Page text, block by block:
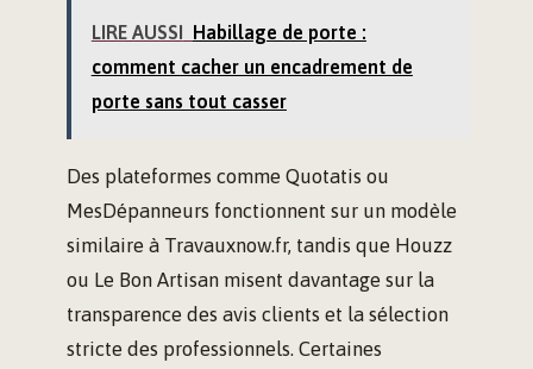
LIRE AUSSI Habillage de porte :
comment cacher un encadrement de
porte sans tout casser
Des plateformes comme Quotatis ou
MesDépanneurs fonctionnent sur un modèle
similaire à Travauxnow.fr, tandis que Houzz
ou Le Bon Artisan misent davantage sur la
transparence des avis clients et la sélection
stricte des professionnels. Certaines